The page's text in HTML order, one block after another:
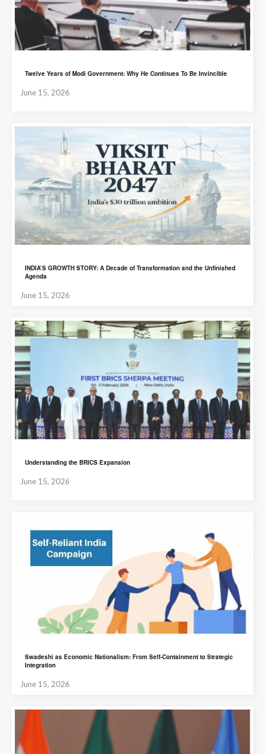
Twelve Years of Modi Government: Why He Continues To Be Invincible
June 15, 2026
INDIA’S GROWTH STORY: A Decade of Transformation and the Unfinished
Agenda
June 15, 2026
Understanding the BRICS Expansion
June 15, 2026
Swadeshi as Economic Nationalism: From Self-Containment to Strategic
Integration
June 15, 2026